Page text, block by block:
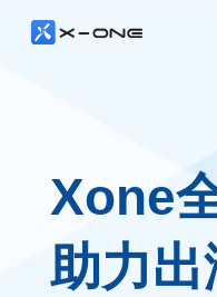
Xone
助力